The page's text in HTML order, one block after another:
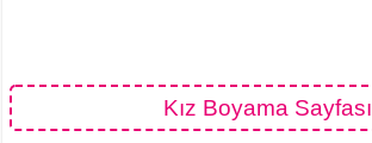
Kız Boyama Sayfası